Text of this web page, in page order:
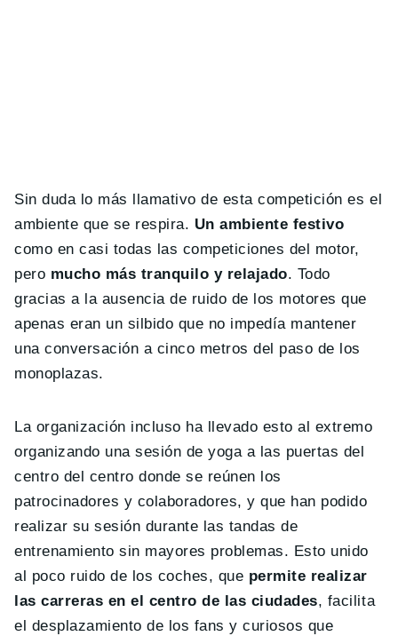
Sin duda lo más llamativo de esta competición es el
ambiente que se respira. Un ambiente festivo
como en casi todas las competiciones del motor,
pero mucho más tranquilo y relajado. Todo
gracias a la ausencia de ruido de los motores que
apenas eran un silbido que no impedía mantener
una conversación a cinco metros del paso de los
monoplazas.
La organización incluso ha llevado esto al extremo
organizando una sesión de yoga a las puertas del
centro del centro donde se reúnen los
patrocinadores y colaboradores, y que han podido
realizar su sesión durante las tandas de
entrenamiento sin mayores problemas. Esto unido
al poco ruido de los coches, que permite realizar
las carreras en el centro de las ciudades, facilita
el desplazamiento de los fans y curiosos que